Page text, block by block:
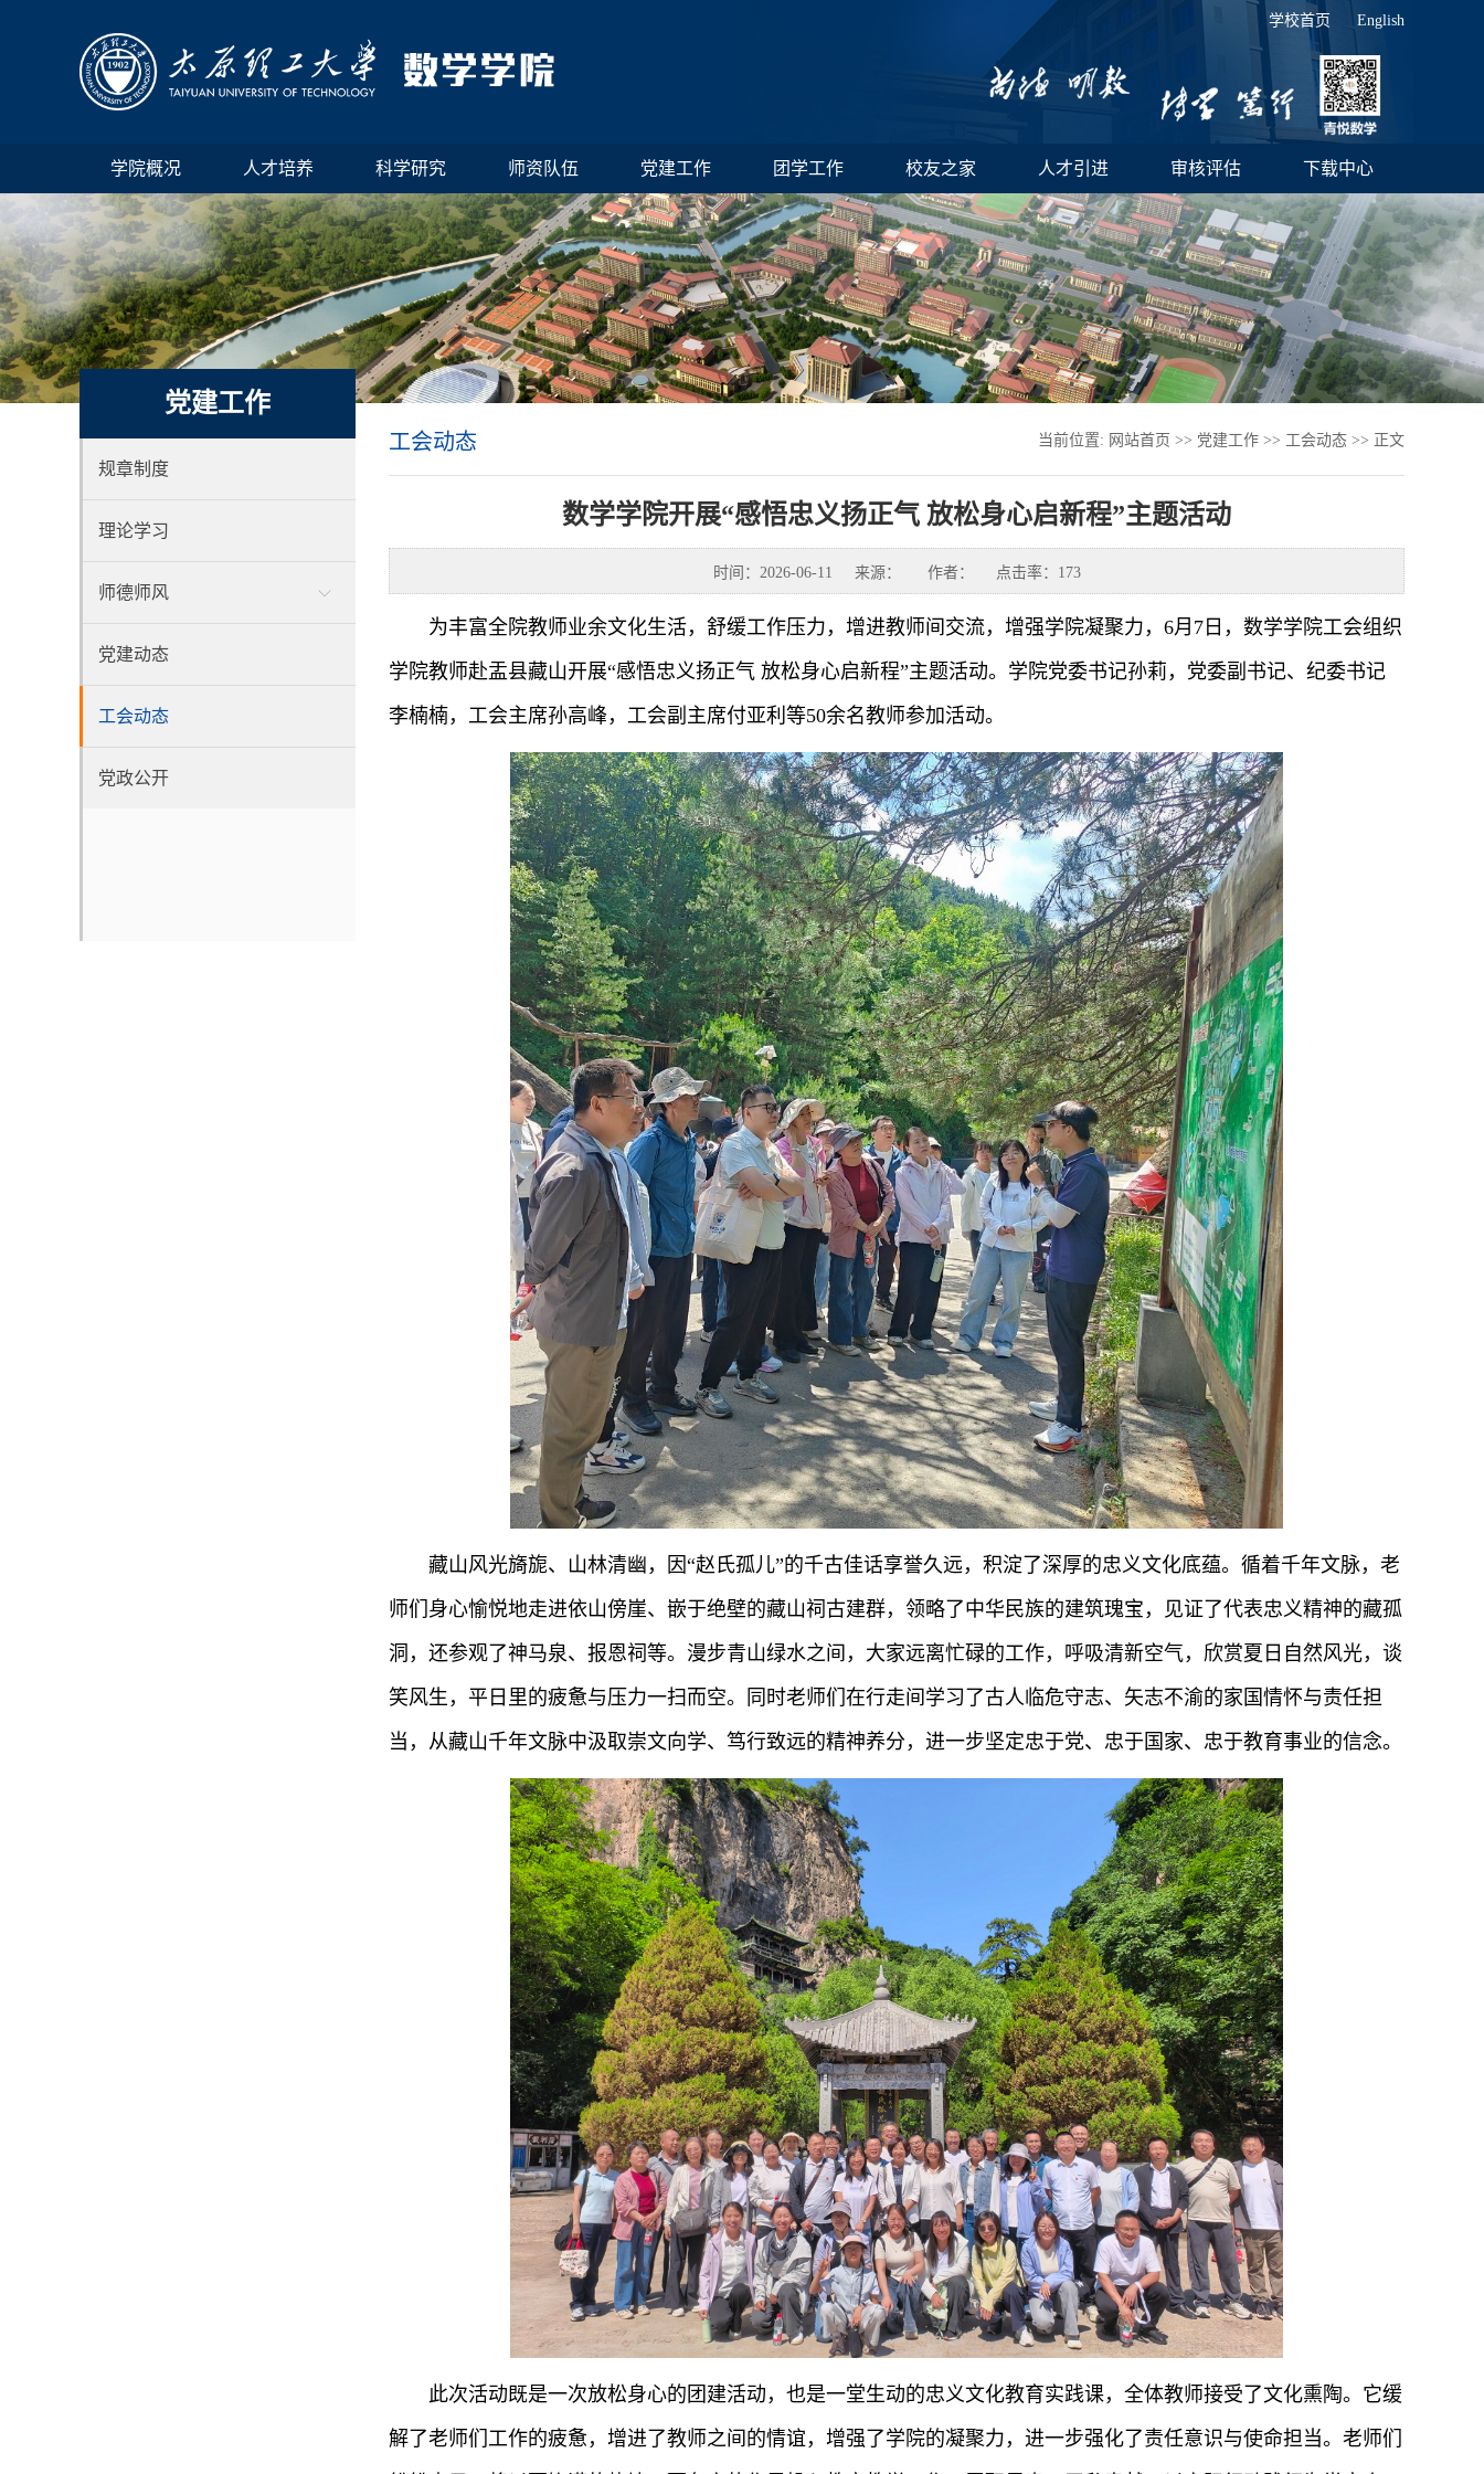
学校首页 English
学院概况 人才培养 科学研究 师资队伍 党建工作 团学工作 校友之家 人才引进 审核评估 下载中心
党建工作
规章制度
理论学习
师德师风
党建动态
工会动态
党政公开
工会动态 当前位置: 网站首页 >> 党建工作 >> 工会动态 >> 正文
数学学院开展“感悟忠义扬正气 放松身心启新程”主题活动
时间：2026-06-11 来源： 作者： 点击率： 173
为丰富全院教师业余文化生活，舒缓工作压力，增进教师间交流，增强学院凝聚力，6月7日，数学学院工会组织
学院教师赴盂县藏山开展“感悟忠义扬正气 放松身心启新程”主题活动。学院党委书记孙莉，党委副书记、纪委书记
李楠楠，工会主席孙高峰，工会副主席付亚利等50余名教师参加活动。
藏山风光旖旎、山林清幽，因“赵氏孤儿”的千古佳话享誉久远，积淀了深厚的忠义文化底蕴。循着千年文脉，老
师们身心愉悦地走进依山傍崖、嵌于绝壁的藏山祠古建群，领略了中华民族的建筑瑰宝，见证了代表忠义精神的藏孤
洞，还参观了神马泉、报恩祠等。漫步青山绿水之间，大家远离忙碌的工作，呼吸清新空气，欣赏夏日自然风光，谈
笑风生，平日里的疲惫与压力一扫而空。同时老师们在行走间学习了古人临危守志、矢志不渝的家国情怀与责任担
当，从藏山千年文脉中汲取崇文向学、笃行致远的精神养分，进一步坚定忠于党、忠于国家、忠于教育事业的信念。
此次活动既是一次放松身心的团建活动，也是一堂生动的忠义文化教育实践课，全体教师接受了文化熏陶。它缓
解了老师们工作的疲惫，增进了教师之间的情谊，增强了学院的凝聚力，进一步强化了责任意识与使命担当。老师们